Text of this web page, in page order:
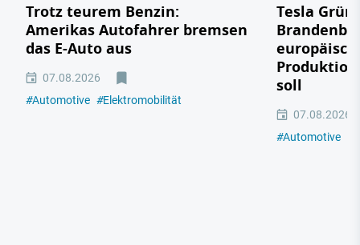
Trotz teurem Benzin:
Amerikas Autofahrer bremsen
das E-Auto aus
07.08.2026
#Automotive #Elektromobilität
Tesla
soll
07.08.2026
#Automotive